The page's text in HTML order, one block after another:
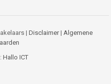
| Disclaimer| Algemene
Hallo ICT